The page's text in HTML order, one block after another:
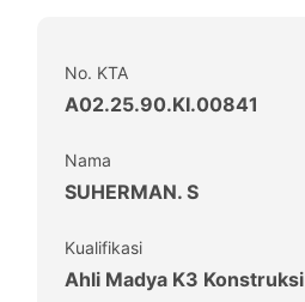
No. KTA
A02.25.90.KI.00841
Nama
SUHERMAN. S
Kualifikasi
Ahli Madya K3 Konstruksi